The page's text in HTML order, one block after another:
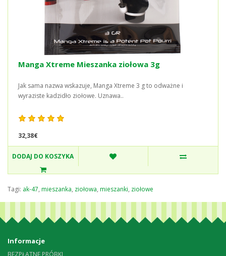
Manga Xtreme Mieszanka ziołowa 3g
Jak sama nazwa wskazuje, Manga Xtreme 3 g to odważne i
wyraziste kadzidło ziołowe. Uznawa..
32,38€
DODAJ DO KOSZYKA
Tagi: ak-47, mieszanka, ziołowa, mieszanki, ziołowe
Informacje
BEZPŁATNE PRÓBKI